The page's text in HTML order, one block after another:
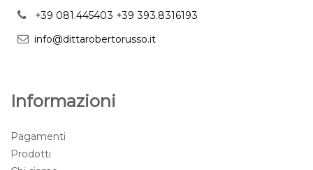
+39 081.445403 +39 393.8316193
info@dittarobertorusso.it
Informazioni
Pagamenti
Prodotti